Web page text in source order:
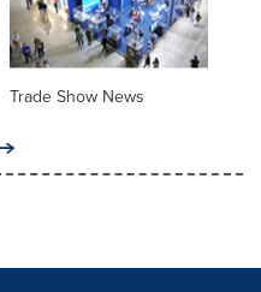
Trade Show News